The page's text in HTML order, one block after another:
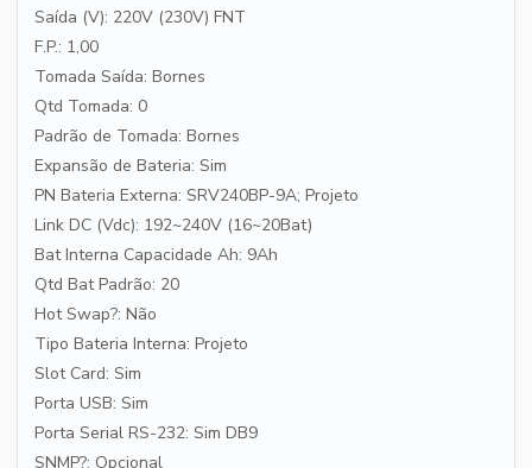
Saída (V): 220V (230V) FNT
F.P.: 1,00
Tomada Saída: Bornes
Qtd Tomada: 0
Padrão de Tomada: Bornes
Expansão de Bateria: Sim
PN Bateria Externa: SRV240BP-9A; Projeto
Link DC (Vdc): 192~240V (16~20Bat)
Bat Interna Capacidade Ah: 9Ah
Qtd Bat Padrão: 20
Hot Swap?: Não
Tipo Bateria Interna: Projeto
Slot Card: Sim
Porta USB: Sim
Porta Serial RS-232: Sim DB9
SNMP?: Opcional